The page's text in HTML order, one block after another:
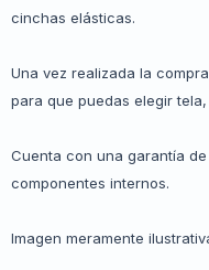
cinchas elásticas.
Una vez realizada la
para que puedas elegir
Cuenta con una garantía
componentes internos.
Imagen meramente